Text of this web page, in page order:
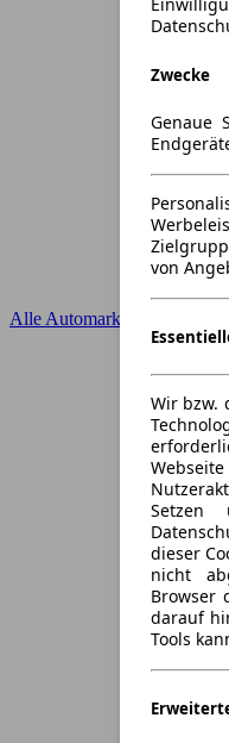
Zwecke
Genaue
von
Wir bzw.
Setzen
dieser
nicht
Browser
darauf
Tools
Alle Automarken